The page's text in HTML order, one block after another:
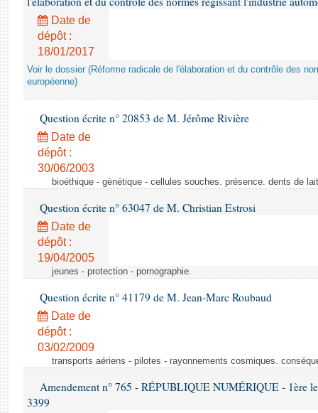
Date de
dépôt :
18/01/2017
Voir le dossier (Réforme radicale de l'élaboration et du contrôle des
européenne)
Question écrite n° 20853 de M. Jérôme Rivière
Date de
dépôt :
30/06/2003
bioéthique - génétique - cellules souches. présence. dents de
Question écrite n° 63047 de M. Christian Estrosi
Date de
dépôt :
19/04/2005
jeunes - protection - pornographie.
Question écrite n° 41179 de M. Jean-Marc Roubaud
Date de
dépôt :
03/02/2009
transports aériens - pilotes - rayonnements cosmiques.
Amendement n° 765 - RÉPUBLIQUE NUMÉRIQUE - 1ère
3399